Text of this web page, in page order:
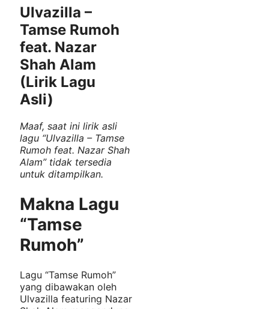
Ulvazilla –
Tamse Rumoh
feat. Nazar
Shah Alam
(Lirik Lagu
Asli)
Maaf, saat ini lirik asli
lagu “Ulvazilla – Tamse
Rumoh feat. Nazar Shah
Alam” tidak tersedia
untuk ditampilkan.
Makna Lagu
“Tamse
Rumoh”
Lagu “Tamse Rumoh”
yang dibawakan oleh
Ulvazilla featuring Nazar